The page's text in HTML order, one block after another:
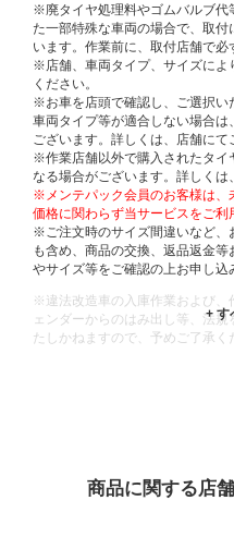
※廃タイヤ処理料やゴムバルブ代
た一部特殊な車両の場合で、取
います。作業前に、取付店舗で必
※店舗、車両タイプ、サイズによ
ください。
※お車を店頭で確認し、ご選択い
車両タイプ等が適合しない場合
ございます。詳しくは、店舗にて
※作業店舗以外で購入されたタイ
なる場合がございます。詳しくは
※メンテパック会員のお客様は、
価格に関わらず当サービスをご利
※ご注文時のサイズ間違いなど、
も含め、商品の交換、返品返金
やサイズ等をご確認の上お申し込
※違法改造車の入庫作業および、
ェンダーからのはみ出し等、法
たしかねますので、予めご了承く
商品に関する店